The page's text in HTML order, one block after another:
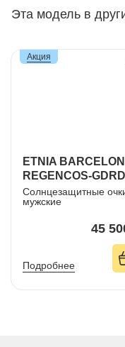
Эта модель в
ETNIA
REGENCOS-GDRD
Солнцезащитные
мужские
45
Подробнее
Акция